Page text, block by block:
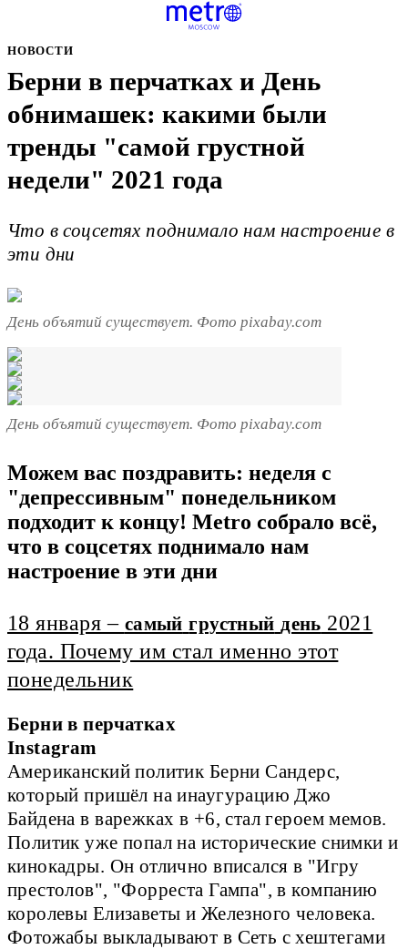
НОВОСТИ
Берни в перчатках и День
обнимашек: какими были
тренды "самой грустной
недели" 2021 года
Что в соцсетях поднимало нам настроение в
эти дни
День объятий существует. Фото pixabay.com
День объятий существует. Фото pixabay.com
Можем вас поздравить: неделя с
"депрессивным" понедельником
подходит к концу! Metro собрало всё,
что в соцсетях поднимало нам
настроение в эти дни
18 января – самый грустный день 2021
года. Почему им стал именно этот
понедельник
Берни в перчатках
Instagram
Американский политик Берни Сандерс,
который пришёл на инаугурацию Джо
Байдена в варежках в +6, стал героем мемов.
Политик уже попал на исторические снимки и
кинокадры. Он отлично вписался в "Игру
престолов", "Форреста Гампа", в компанию
королевы Елизаветы и Железного человека.
Фотожабы выкладывают в Сеть с хештегами